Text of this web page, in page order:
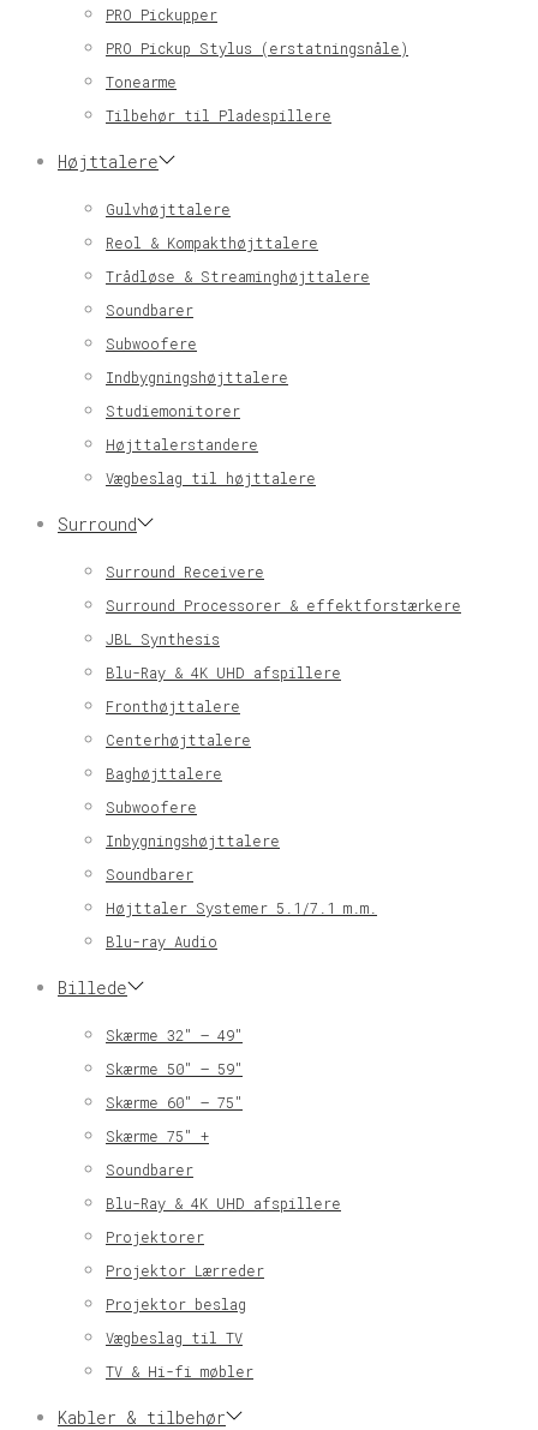
PRO Pickupper
PRO Pickup Stylus (erstatningsnåle)
Tonearme
Tilbehør til Pladespillere
Højttalere
Gulvhøjttalere
Reol & Kompakthøjttalere
Trådløse & Streaminghøjttalere
Soundbarer
Subwoofere
Indbygningshøjttalere
Studiemonitorer
Højttalerstandere
Vægbeslag til højttalere
Surround
Surround Receivere
Surround Processorer & effektforstærkere
JBL Synthesis
Blu-Ray & 4K UHD afspillere
Fronthøjttalere
Centerhøjttalere
Baghøjttalere
Subwoofere
Inbygningshøjttalere
Soundbarer
Højttaler Systemer 5.1/7.1 m.m.
Blu-ray Audio
Billede
Skærme 32″ – 49″
Skærme 50″ – 59″
Skærme 60″ – 75″
Skærme 75″ +
Soundbarer
Blu-Ray & 4K UHD afspillere
Projektorer
Projektor Lærreder
Projektor beslag
Vægbeslag til TV
TV & Hi-fi møbler
Kabler & tilbehør